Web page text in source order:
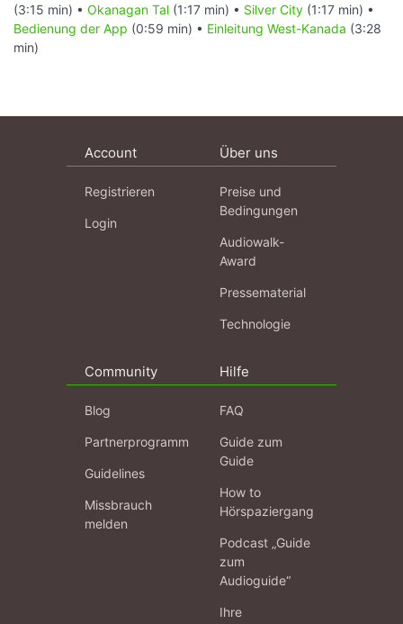
(3:15 min) • Okanagan Tal (1:17 min) • Silver City (1:17 min) •
Bedienung der App (0:59 min) • Einleitung West-Kanada (3:28
min)
Account
Registrieren
Login
Über uns
Preise und
Bedingungen
Audiowalk-
Award
Pressematerial
Technologie
Community
Blog
Partnerprogramm
Guidelines
Missbrauch
melden
Hilfe
FAQ
Guide zum
Guide
How to
Hörspaziergang
Podcast „Guide
zum
Audioguide“
Ihre